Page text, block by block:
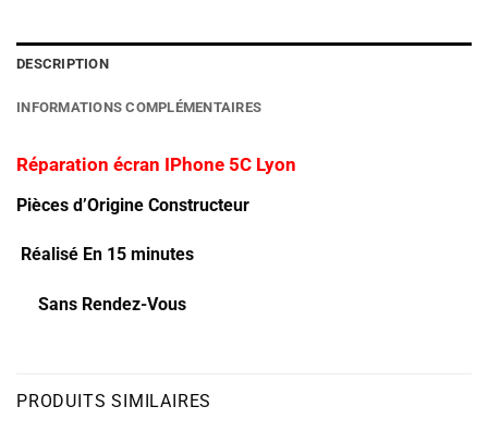
DESCRIPTION
INFORMATIONS COMPLÉMENTAIRES
Réparation écran IPhone 5C Lyon
Pièces d’Origine Constructeur
Réalisé En 15 minutes
Sans Rendez-Vous
PRODUITS SIMILAIRES